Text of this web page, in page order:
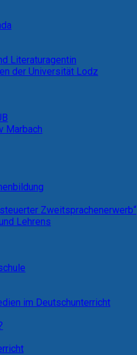
Literaturagentin
der Universität Lodz
Marbach
Zweitsprachenerwerb“
Lehrens
im Deutschunterricht